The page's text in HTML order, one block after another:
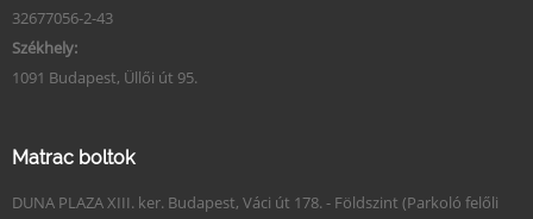
32677056-2-43
Székhely:
1091 Budapest, Üllői út 95.
Matrac boltok
DUNA PLAZA XIII. ker. Budapest, Váci út 178. - Földszint (Parkoló felőli